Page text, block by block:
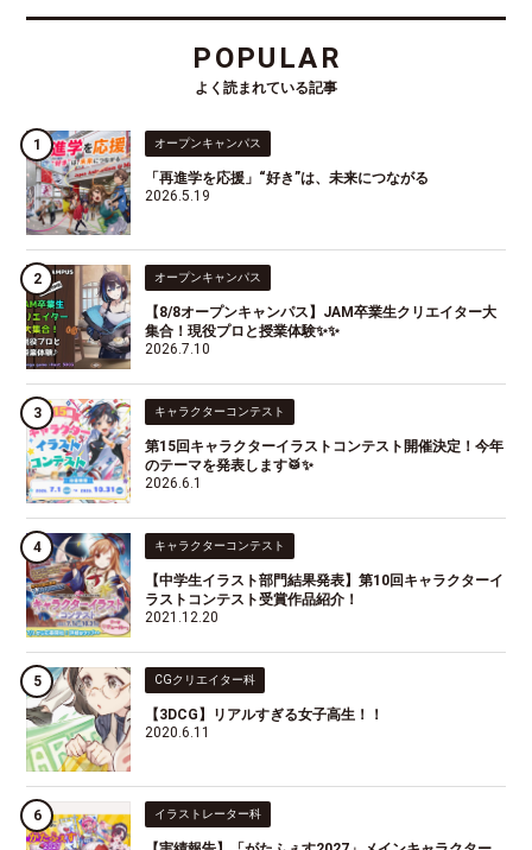
POPULAR
よく読まれている記事
オープンキャンパス
「再進学を応援」“好き”は、未来につながる
2026.5.19
オープンキャンパス
【8/8オープンキャンパス】JAM卒業生クリエイター大
集合！現役プロと授業体験✨✨
2026.7.10
キャラクターコンテスト
第15回キャラクターイラストコンテスト開催決定！今年
のテーマを発表します🥁✨
2026.6.1
キャラクターコンテスト
【中学生イラスト部門結果発表】第10回キャラクターイ
ラストコンテスト受賞作品紹介！
2021.12.20
CGクリエイター科
【3DCG】リアルすぎる女子高生！！
2020.6.11
イラストレーター科